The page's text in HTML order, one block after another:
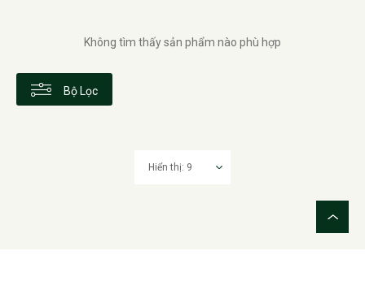
Bộ Lọc
Không tìm thấy sản phẩm nào phù hợp